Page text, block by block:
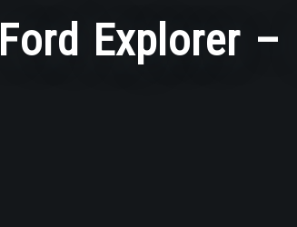
Ford Explorer –